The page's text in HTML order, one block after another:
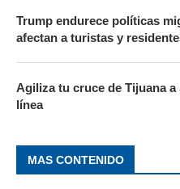
Trump endurece políticas
afectan a turistas y
Agiliza tu cruce de Tijuana
línea
MAS CONTENIDO